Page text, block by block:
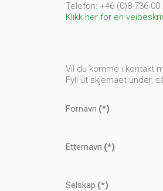
Telefon: +46 (0)8-736 00
Klikk her for en
Vil du komme i kontakt
Fyll ut skjemaet under,
Fornavn (*)
Etternavn (*)
Selskap (*)